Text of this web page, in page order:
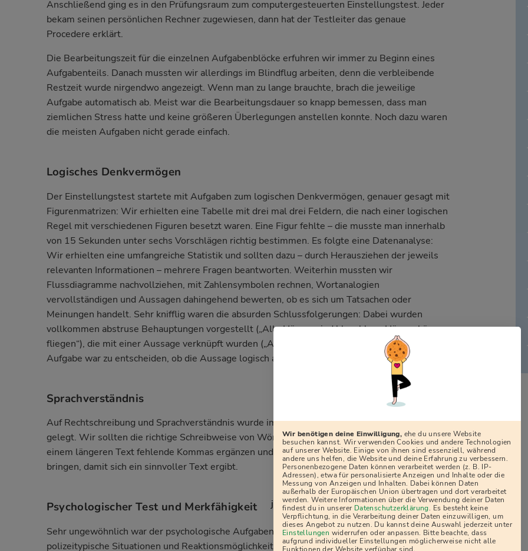
Anschließend ging es in den Prüfungsraum zum computergesteuerten Einstellungstest. Jeder
bekam seinen persönlichen Rechner zugewiesen, dann hat der Testleiter das genaue
Procedere erklärt.
Die Bearbeitungszeit für die einzelnen Aufgabenblöcke erfuhren wir immer zu Beginn eines
Aufgabenteils. Danach mussten wir allerdings im Blindflug arbeiten, denn die verbleibende
Restzeit wurde nirgendwo angezeigt. Wenn man zu lange brauchte, brach die jeweilige
Aufgabe automatisch ab. Meist war die Bearbeitungsdauer so knapp bemessen, dass man
ziemlichen Stress hatte und keine größeren Überlegungen anstellen konnte. Noch dazu waren
die meisten Aufgaben nicht gerade einfach.
Logisches Denkvermögen
Der Einstellungstest startete mit Aufgaben zum logischen Denkvermögen, genauer gesagt mit
Figurenmatrizen: Wir erhielten eine Tabelle mit drei mal drei Feldern, die nach einer logischen
Regel mit verschiedenen Figuren besetzt waren. Eine Figur fehlte – die musste man innerhalb
von 15 Sekunden unter sechs Vorschlägen richtig bestimmen. Es folgte eine Datenanalyse:
Wir erhielten eine umfangreiche Statistik und sollten dazu – durch Herausziehen der jeweils
relevanten Informationen – mehrere Fragen beantworten. Weiterhin mussten wir
Flussdiagramme nachvollziehen, mit Zahlensymbolen rechnen, Wortanalogien
vervollständigen und Aussagen dahingehend bewerten, ob es sich um Tatsachen oder
Meinungen handelt. Sehr knifflig waren die absurden Schlussfolgerungen: Dabei wurden
vollkommen abstruse Behauptungen vorgestellt („Alle Häuser sind blau, blaue Häuser können
fliegen“), die mit einer Aussage verknüpft wurden („Alles, was blau ist, kann fliegen“). Unsere
Aufgabe war zu entscheiden, ob die Aussage logisch aus der Behauptung hervorgeht.
Sprachverständnis
Auf Rechtschreibung und Sprachverständnis wurde im Einstellungstest ebenfalls viel Wert
gelegt. Wir sollten die richtige Schreibweise von Wörtern und Straßennamen bestimmen, in
einem längeren Text fehlende Kommas ergänzen und Satzteile in die richtige Reihenfolge
bringen, damit sich ein sinnvoller Text ergibt.
Psychologischer Test und Merkfähigkeit
Sehr ungewöhnlich war der psychologische Aufgabenteil. Darin wurden verschiedene
polizeitypische Situationen und Reaktionsmöglichkeiten beschrieben, und wir sollten
j
Wir benötigen deine Einwilligung, ehe du unsere Website
besuchen kannst. Wir verwenden Cookies und andere Technologien
auf unserer Website. Einige von ihnen sind essenziell, während
andere uns helfen, die Website und deine Erfahrung zu verbessern.
Personenbezogene Daten können verarbeitet werden (z. B. IP-
Adressen), etwa für personalisierte Anzeigen und Inhalte oder die
Messung von Anzeigen und Inhalten. Dabei können Daten
außerhalb der Europäischen Union übertragen und dort verarbeitet
werden. Weitere Informationen über die Verwendung deiner Daten
findest du in unserer Datenschutzerklärung. Es besteht keine
Verpflichtung, in die Verarbeitung deiner Daten einzuwilligen, um
dieses Angebot zu nutzen. Du kannst deine Auswahl jederzeit unter
Einstellungen widerrufen oder anpassen. Bitte beachte, dass
aufgrund individueller Einstellungen möglicherweise nicht alle
Funktionen der Website verfügbar sind.